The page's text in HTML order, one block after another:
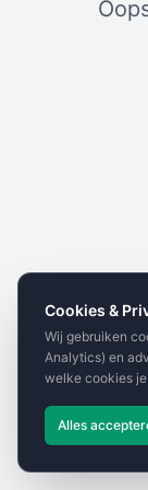
Cookies &
Wij gebruiken
Analytics) en
welke cookies
Alles